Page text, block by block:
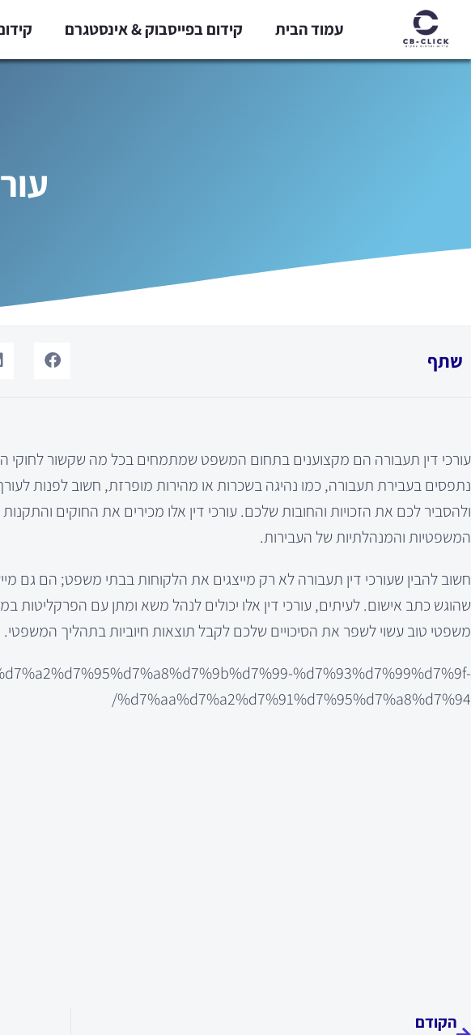
לתוכן
עמוד הבית קידום בפייסבוק & אינסטגרם
שתף
עורכי דין תעבורה הם מקצוענים בתחום המשפט שמתמחים בכל מה שקשור לחוקי
נתפסים בעבירת תעבורה, כמו נהיגה בשכרות או מהירות מופרזת, חשוב לפנות
ולהסביר לכם את הזכויות והחובות שלכם. עורכי דין אלו מכירים את החוקים
המשפטיות והמנהלתיות של העבירות.
חשוב להבין שעורכי דין תעבורה לא רק מייצגים את הלקוחות בבתי משפט; הם גם
שהוגש כתב אישום. לעיתים, עורכי דין אלו יכולים לנהל משא ומתן עם הפרקליטות
משפטי טוב עשוי לשפר את הסיכויים שלכם לקבל תוצאות חיוביות בתהליך המשפטי.
%d7%93%d7%99%d7%9f-
%d7%aa%d7%a2%d7%91%d7%95%d7%a8%d7%94/
הקודם